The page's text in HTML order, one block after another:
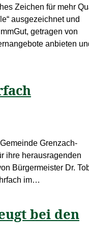
Zeichen für mehr
ausgezeichnet und
getragen von
anbieten
Grenzach-
ihre herausragenden
Bürgermeister Dr.
im…
bei den